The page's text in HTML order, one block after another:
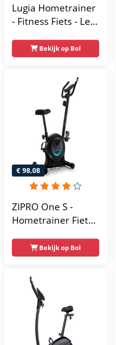
Lugia Hometrainer
- Fitness Fiets - Led
Verstelbaar Zadel -
0-100% weerstand
Hartslagfunctie -
Max 130kg -
Extreem Stil
Bekijk op Bol
€ 98,08
ZIPRO One S -
Hometrainer Fiets -
Magnetische Fiets -
Hartslagsensoren -
Gemakkelijk te
transporteren -
Antislippedalen -
Homegym -
Stabiele structuur -
Bekijk op Bol